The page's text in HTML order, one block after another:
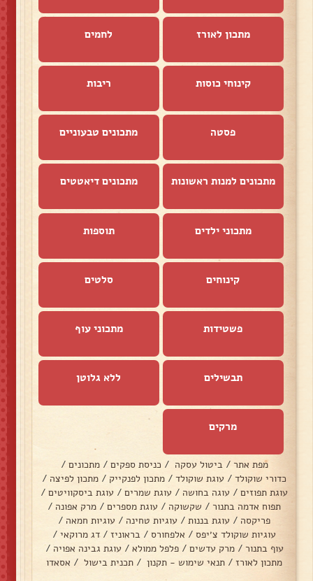
מתכון לאורז לחמים
קינוחי כוסות ריבות
פסטה מתכונים טבעוניים
מתכונים למנות ראשונות מתכונים דיאטטים
מתכוני ילדים תוספות
קינוחים סלטים
פשטידות מתכוני עוף
תבשילים ללא גלוטן
מרקים
מפת אתר / ביטול עסקה / כניסת ספקים / מתכונים /
כדורי שוקולד / עוגת שוקולד / מתכון לפנקייק / מתכון לפיצה /
עוגת תפוזים / עוגה בחושה / עוגת שמרים / עוגת ביסקוויטים /
תפוח אדמה בתנור / שקשוקה / עוגת מספרים / מרק אפונה /
פריקסה / עוגת בננות / עוגיות טחינה / עוגיות חמאה /
עוגיות שוקולד צ׳יפס / אלפחורס / בראוניז / דג מרוקאי /
עוף בתנור / מרק עדשים / פלפל ממולא / עוגת גבינה אפויה /
מתכון לאורז / תנאי שימוש - תקנון / תכנית בישול / אסאדו